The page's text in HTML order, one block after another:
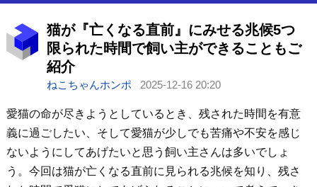
猫が『亡くなる直前』にみせる兆候5つ
限られた時間で飼い主ができることもご
紹介
ねこちゃんホンポ 2025-12-16 20:20
愛猫の命が尽きようとしているとき、残された時間を有意
義に過ごしたい、そして愛猫が少しでも苦痛や不安を感じ
ないようにしてあげたいと思う飼い主さんは多いでしょ
う。今回は猫が亡くなる直前に見られる兆候を知り、残さ